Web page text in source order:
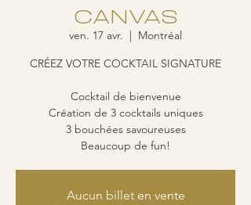
CANVAS
ven. 17 avr.
  |
Montréal
CRÉEZ VOTRE COCKTAIL SIGNATURE
Cocktail de bienvenue
Création de 3 cocktails uniques
3 bouchées savoureuses
Beaucoup de fun!
Aucun billet en vente